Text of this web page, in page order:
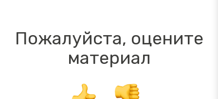
Пожалуйста, оцените
материал